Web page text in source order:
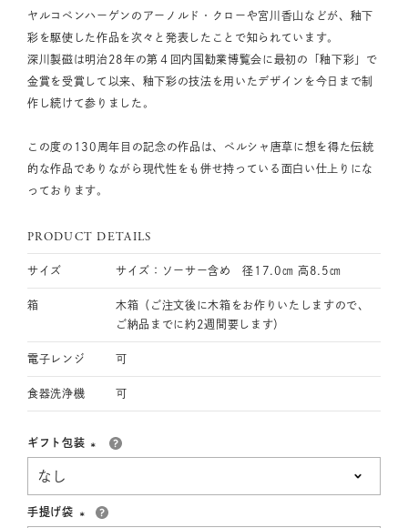
ヤルコペンハーゲンのアーノルド・クローや宮川香山などが、釉下
彩を駆使した作品を次々と発表したことで知られています。
深川製磁は明治28年の第４回内国勧業博覧会に最初の「釉下彩」で
金賞を受賞して以来、釉下彩の技法を用いたデザインを今日まで制
作し続けて参りました。
この度の130周年目の記念の作品は、ペルシャ唐草に想を得た伝統
的な作品でありながら現代性をも併せ持っている面白い仕上りにな
っております。
PRODUCT DETAILS
サイズ サイズ：ソーサー含め 径17.0㎝ 高8.5㎝
箱
木箱（ご注文後に木箱をお作りいたしますので、
ご納品までに約2週間要します）
電子レンジ 可
食器洗浄機 可
ギフト包装
手提げ袋